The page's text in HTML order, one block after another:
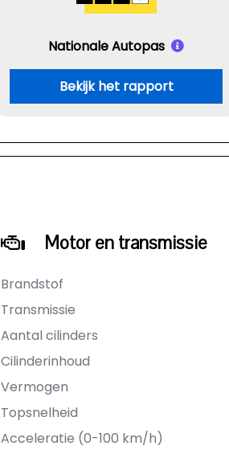
Nationale Autopas
Bekijk het rapport
Motor en transmissie
Brandstof
Transmissie
Aantal cilinders
Cilinderinhoud
Vermogen
Topsnelheid
Acceleratie (0-100 km/h)